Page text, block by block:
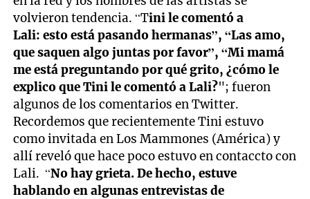
volvieron tendencia. “Tini le comentó a
Lali: esto está pasando hermanas”, “Las amo,
que saquen algo juntas por favor”, “Mi mamá
me está preguntando por qué grito, ¿cómo le
explico que Tini le comentó a Lali?"; fueron
algunos de los comentarios en Twitter.
Recordemos que recientemente Tini estuvo
como invitada en Los Mammones (América) y
allí reveló que hace poco estuvo en contaccto con
Lali. “No hay grieta. De hecho, estuve
hablando en algunas entrevistas de